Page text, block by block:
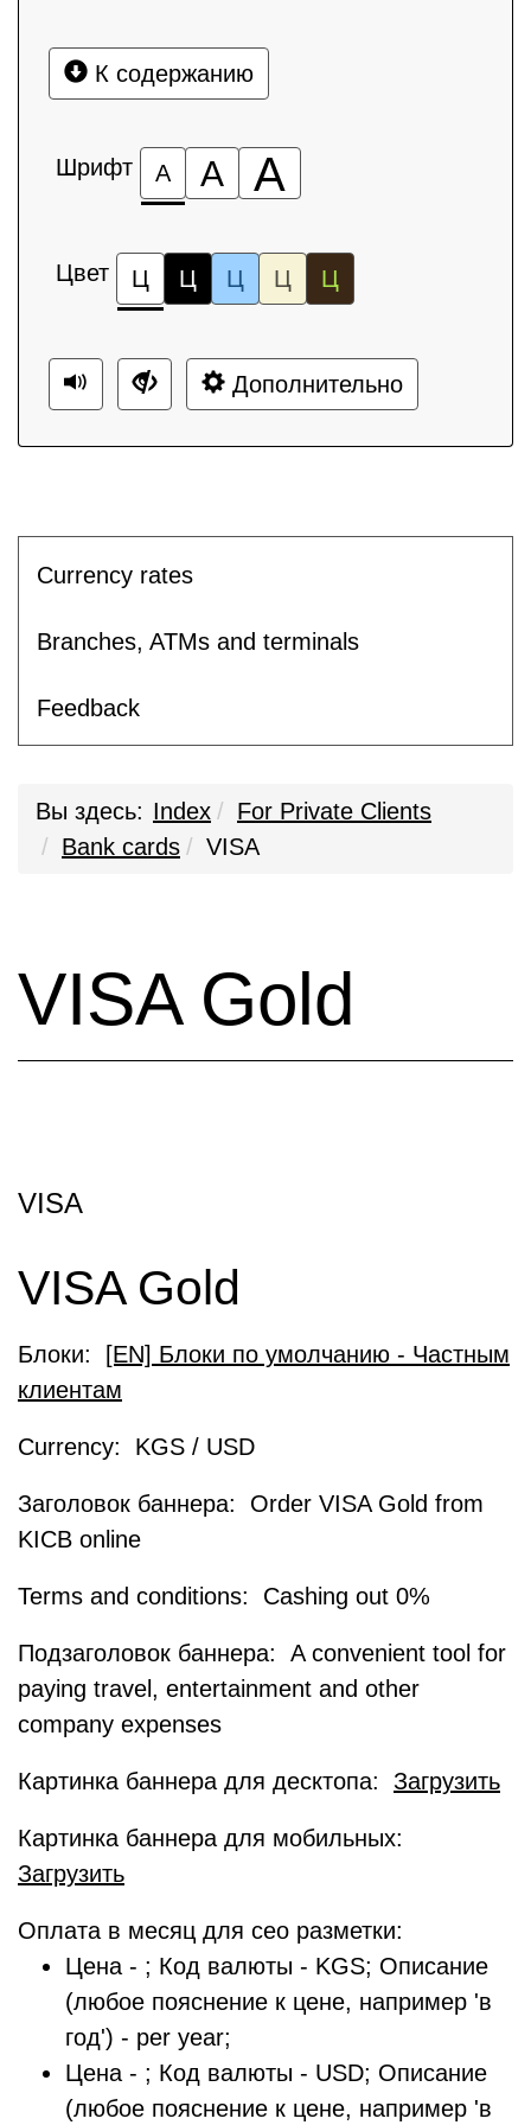
К содержанию
Шрифт А А А
Цвет Ц Ц Ц Ц Ц
Дополнительно
Currency rates
Branches, ATMs and terminals
Feedback
Вы здесь: Index
For Private Clients
Bank cards
VISA
VISA Gold
VISA
VISA Gold
Блоки:
[EN] Блоки по умолчанию - Частным
клиентам
Currency: KGS / USD
Заголовок баннера: Order VISA Gold from
KICB online
Terms and conditions: Cashing out 0%
Подзаголовок баннера: A convenient tool for
paying travel, entertainment and other
company expenses
Картинка баннера для десктопа: Загрузить
Картинка баннера для мобильных:
Загрузить
Оплата в месяц для сео разметки:
Цена - ; Код валюты - KGS; Описание
(любое пояснение к цене, например 'в
год') - per year;
Цена - ; Код валюты - USD; Описание
(любое пояснение к цене, например 'в